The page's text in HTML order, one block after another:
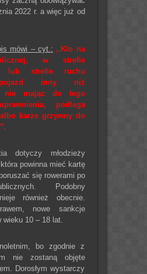
2022 r. a więc już od
mówi – cyt.: ,,Kto na
w strefie
lub strefie ruchu
inny niż
nie mając do tego
podlega
karze grzywny do
dotyczy młodzieży
która powinna mieć kartę
się rowerami po
Podobny
również obecnie.
nowe sankcje
10 – 18 lat.
bo zgodnie z
nie zostaną objęte
Dorosłym wystarczy